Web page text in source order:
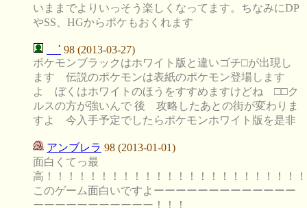
いままでよりいっそう楽しくなってます。ちなみにDP
やSS、HGからポケもおくれます
΄ 98 (2013-03-27)
ポケモンブラックはホワイト版と違いゴチ□が出現し
ます 伝説のポケモンは表紙のポケモン登場します
よ ぼくはホワイトのほうをすすめますけどね □□ク
ルスの方が強いんで 後 攻略したあとの街が変わりま
すよ 今入手予定でしたらポケモンホワイト版を是非
アンブレラ 98 (2013-01-01)
面白くてっ最
高！！！！！！！！！！！！！！！！！！！！！！！
このゲーム面白いですよーーーーーーーーーーーーー
ーーーーーーーーーーー！！！